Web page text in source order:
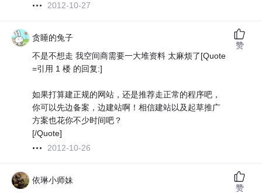
2012-10-27
贪睡的兔子
不是不想走 我空间商需要一大堆资料 太麻烦了[Quote
=引用 1 楼 的回复:]
如果打算建正规的网站，还是推荐走正常的程序吧，
你可以先边备案，边建站啊！相信建站以及起草推广
方案也花你不少时间吧？
[/Quote]
2012-10-26
赞
依琳小师妹
赞